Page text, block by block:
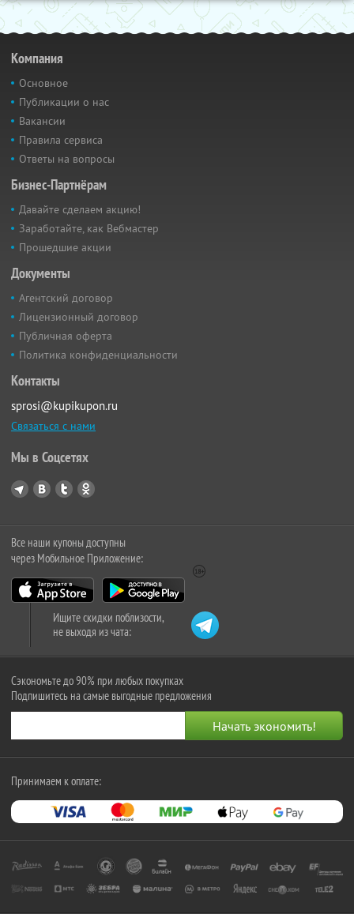
Компания
Основное
Публикации о нас
Вакансии
Правила сервиса
Ответы на вопросы
Бизнес-Партнёрам
Давайте сделаем акцию!
Заработайте, как Вебмастер
Прошедшие акции
Документы
Агентский договор
Лицензионный договор
Публичная оферта
Политика конфиденциальности
Контакты
sprosi@kupikupon.ru
Связаться с нами
Мы в Соцсетях
Все наши купоны доступны
через Мобильное Приложение:
Ищите скидки поблизости,
не выходя из чата:
Сэкономьте до 90% при любых покупках
Подпишитесь на самые выгодные предложения
Принимаем к оплате: